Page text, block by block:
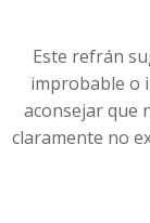
Este refrán
improbable o
aconsejar que
claramente no